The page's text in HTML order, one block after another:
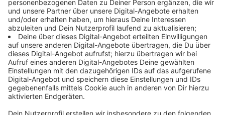
einfach auswählen. Also: ein kopierter Text oder ein
Bild kann dann noch eingefügt werden, wenn man
danach schon wieder andere in die
Zwischenablage kopiert hatte.
Anzeige
Screenshot machen
Anzeige